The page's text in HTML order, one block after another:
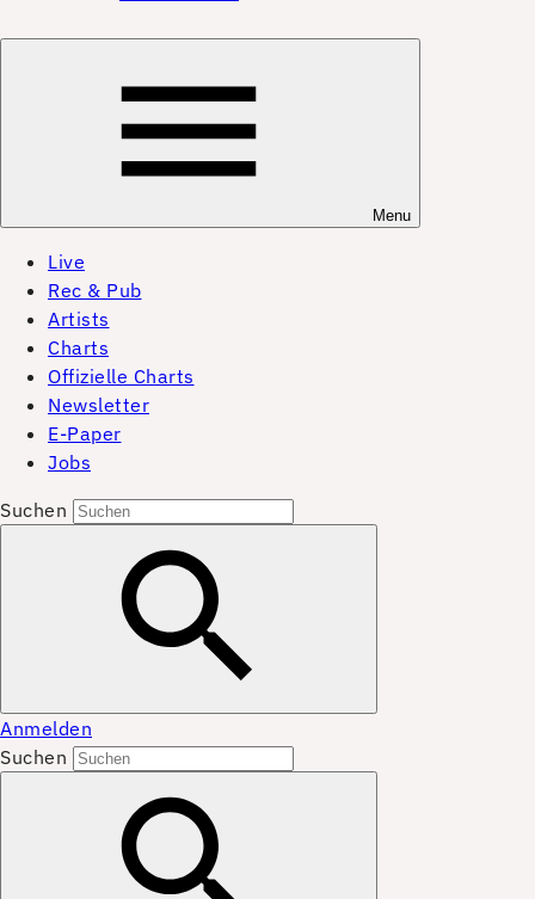
Menu
Live
Rec & Pub
Artists
Charts
Offizielle Charts
Newsletter
E-Paper
Jobs
Suchen
Anmelden
Suchen